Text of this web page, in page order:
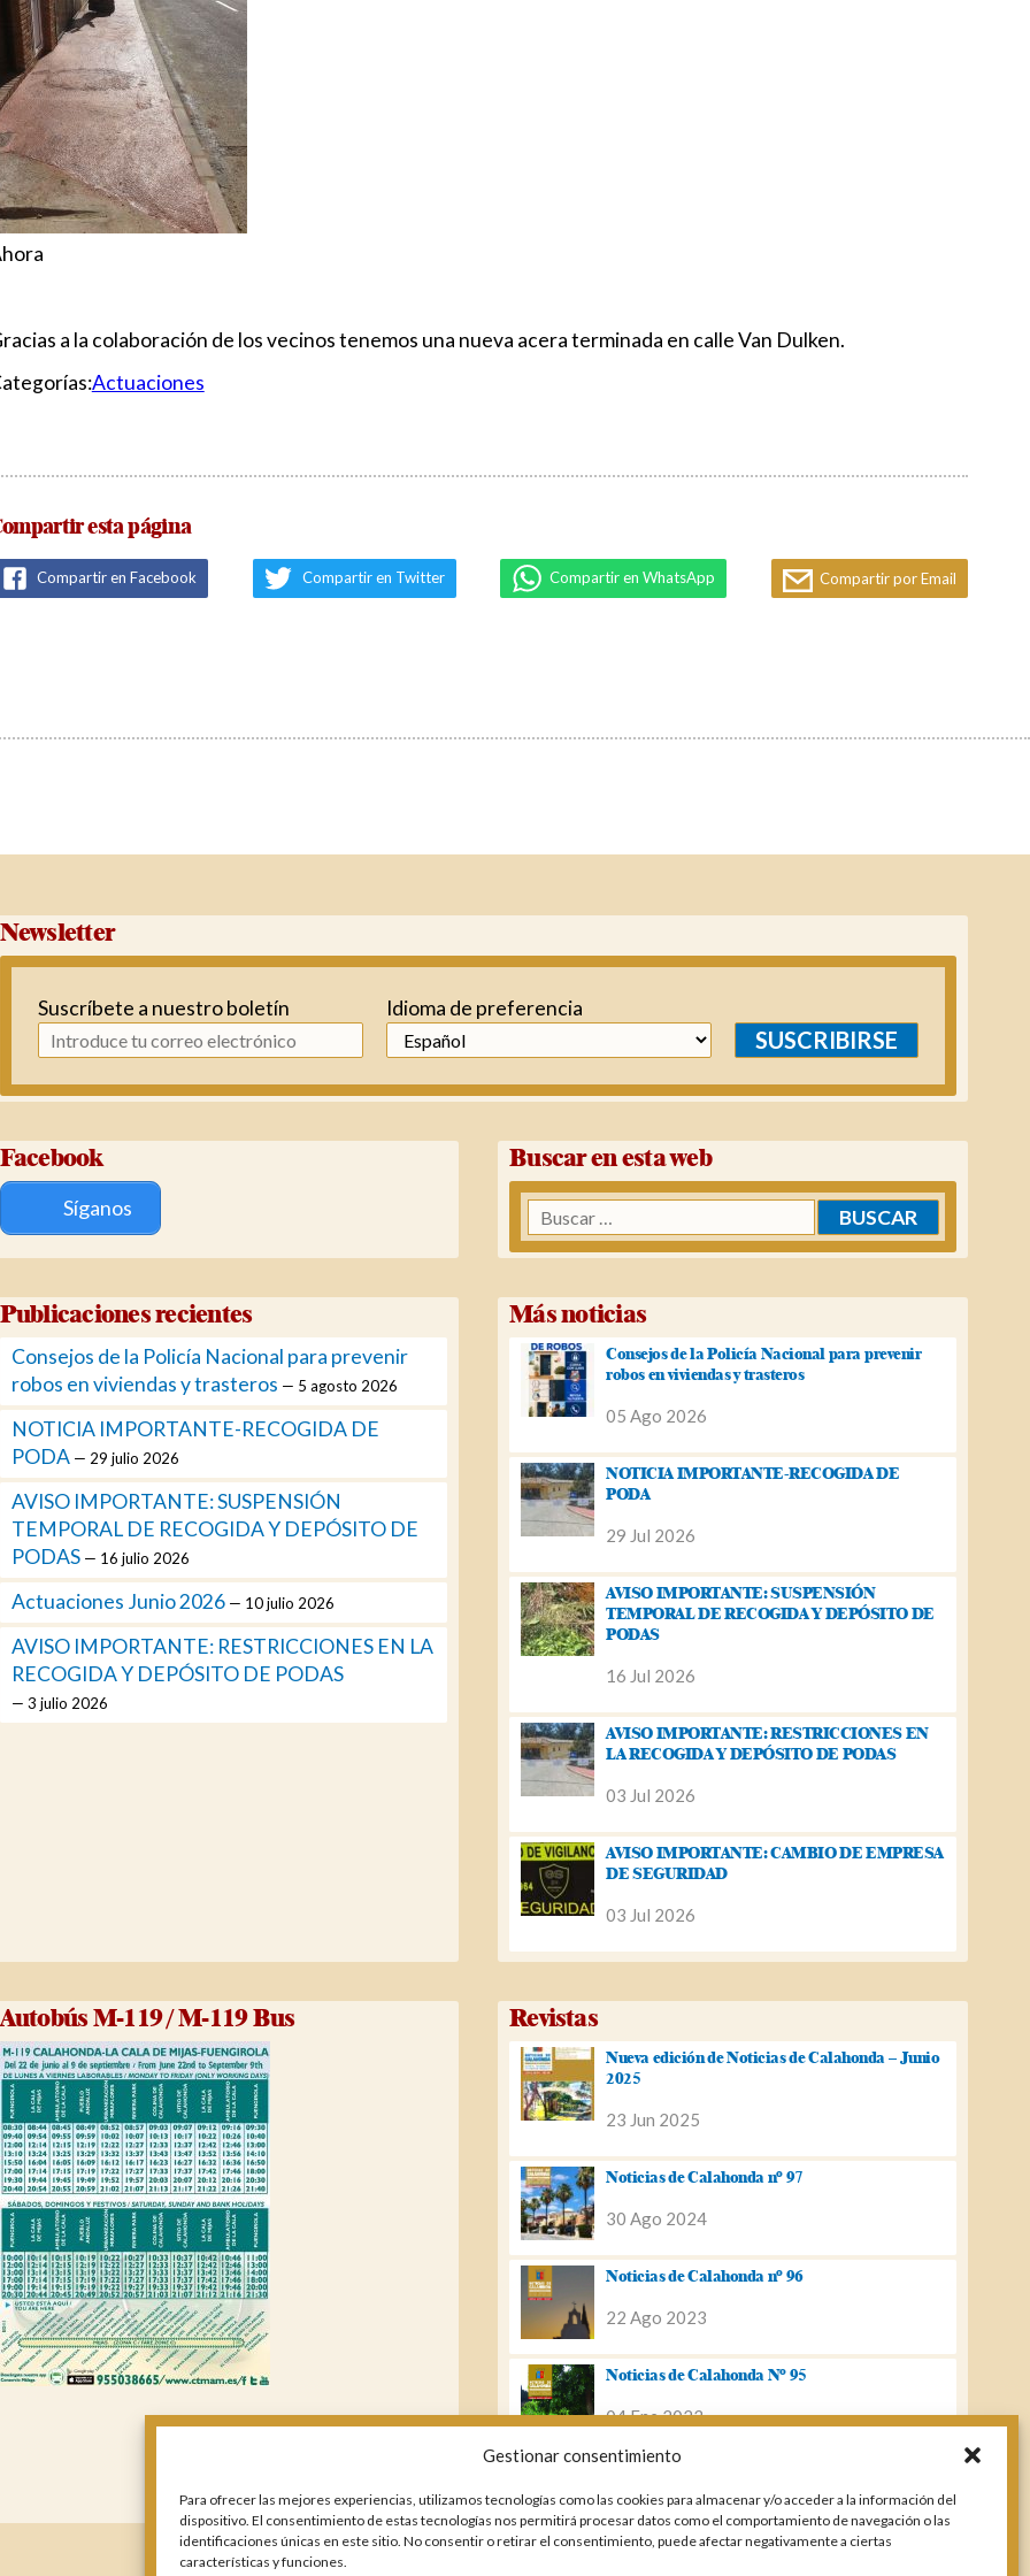
Gestionar consentimiento
Para ofrecer las mejores experiencias, utilizamos tecnologías como las cookies para almacenar y/o acceder a la información del
dispositivo. El consentimiento de estas tecnologías nos permitirá procesar datos como el comportamiento de navegación o las
identificaciones únicas en este sitio. No consentir o retirar el consentimiento, puede afectar negativamente a ciertas
características y funciones.
a la colaboración de los vecinos tenemos una nueva acera terminada en calle Van Dulken.
Actuaciones
esta página
Compartir en Facebook Compartir en Twitter Compartir en WhatsApp Compartir por Email
Newsletter
Suscríbete a nuestro boletín Idioma de preferencia
SUSCRIBIRSE
Facebook
Síganos
Buscar en esta web
Buscar:
Publicaciones recientes
Consejos de la Policía Nacional para prevenir
robos en viviendas y trasteros
5 agosto 2026
NOTICIA IMPORTANTE-RECOGIDA DE
PODA
29 julio 2026
AVISO IMPORTANTE: SUSPENSIÓN
TEMPORAL DE RECOGIDA Y DEPÓSITO DE
PODAS
16 julio 2026
Actuaciones Junio 2026 10 julio 2026
AVISO IMPORTANTE: RESTRICCIONES EN LA
RECOGIDA Y DEPÓSITO DE PODAS
3 julio 2026
Más noticias
Consejos de la Policía Nacional para prevenir
robos en viviendas y trasteros
05 Ago 2026
NOTICIA IMPORTANTE-RECOGIDA DE
PODA
29 Jul 2026
AVISO IMPORTANTE: SUSPENSIÓN
TEMPORAL DE RECOGIDA Y DEPÓSITO DE
PODAS
16 Jul 2026
AVISO IMPORTANTE: RESTRICCIONES EN
LA RECOGIDA Y DEPÓSITO DE PODAS
03 Jul 2026
AVISO IMPORTANTE: CAMBIO DE EMPRESA
DE SEGURIDAD
03 Jul 2026
Autobús M-119 / M-119 Bus Revistas
Nueva edición de Noticias de Calahonda – Junio
2025
23 Jun 2025
Noticias de Calahonda nº 97
30 Ago 2024
Noticias de Calahonda nº 96
22 Ago 2023
Noticias de Calahonda Nº 95
04 Ene 2023
25 Feb 2022